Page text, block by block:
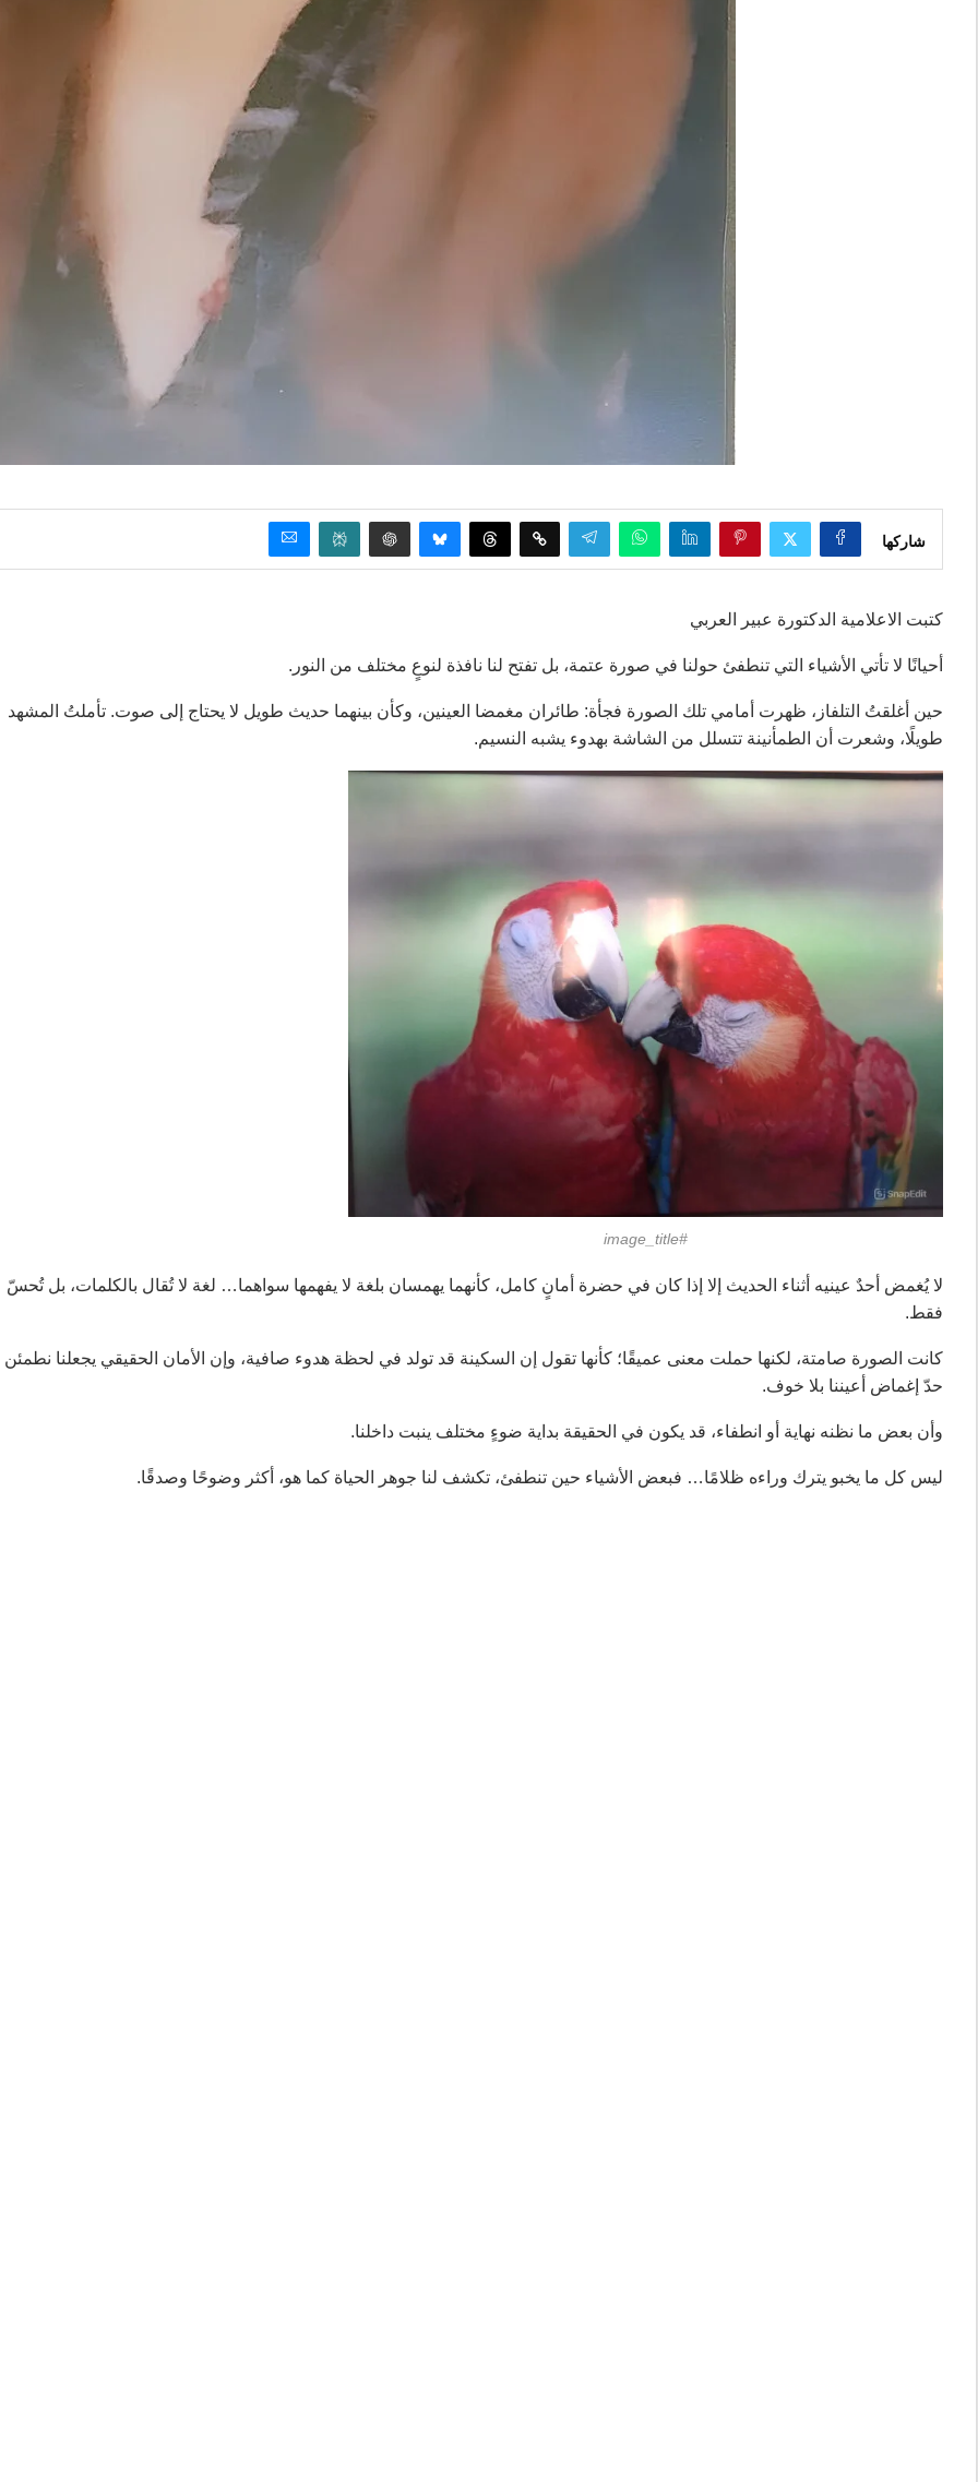
شاركها
كتبت الاعلامية الدكتورة عبير العربي
أحيانًا لا تأتي الأشياء التي تنطفئ حولنا في صورة عتمة، بل تفتح لنا نافذة لنوعٍ مختلف من النور.
حين أغلقتُ التلفاز، ظهرت أمامي تلك الصورة فجأة: طائران مغمضا العينين، وكأن بينهما حديث طويل لا يحتاج إلى صوت. تأملتُ المشهد
طويلًا، وشعرت أن الطمأنينة تتسلل من الشاشة بهدوء يشبه النسيم.
#image_title
لا يُغمض أحدٌ عينيه أثناء الحديث إلا إذا كان في حضرة أمانٍ كامل، كأنهما يهمسان بلغة لا يفهمها سواهما… لغة لا تُقال بالكلمات، بل تُحسّ
فقط.
كانت الصورة صامتة، لكنها حملت معنى عميقًا؛ كأنها تقول إن السكينة قد تولد في لحظة هدوء صافية، وإن الأمان الحقيقي يجعلنا نطمئن
حدّ إغماض أعيننا بلا خوف.
وأن بعض ما نظنه نهاية أو انطفاء، قد يكون في الحقيقة بداية ضوءٍ مختلف ينبت داخلنا.
ليس كل ما يخبو يترك وراءه ظلامًا… فبعض الأشياء حين تنطفئ، تكشف لنا جوهر الحياة كما هو، أكثر وضوحًا وصدقًا.